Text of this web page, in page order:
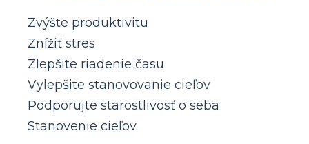
Zvýšte produktivitu
Znížiť stres
Zlepšite riadenie času
Vylepšite stanovovanie cieľov
Podporujte starostlivosť o seba
Stanovenie cieľov